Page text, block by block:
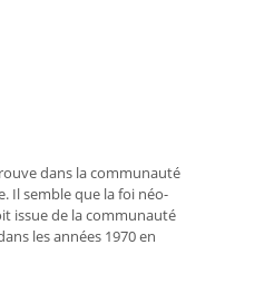
dans la communauté
Il semble que la foi néo-
issue de la communauté
les années 1970 en